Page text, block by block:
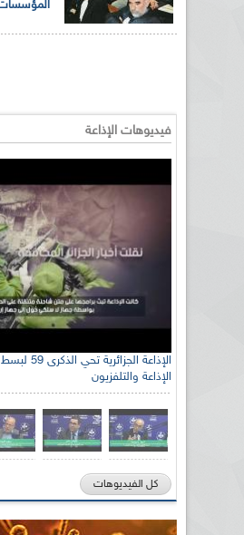
فيديوهات الإذاعة
الإذاعة
الإذاعة والتلفزيون
كل الفيديوهات